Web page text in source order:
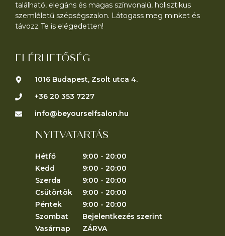
található, elegáns és magas színvonalú, holisztikus
szemléletű szépségszalon. Látogass meg minket és
távozz Te is elégedetten!
ELÉRHETŐSÉG
1016 Budapest, Zsolt utca 4.
+36 20 353 7227
info@beyourselfsalon.hu
NYITVATARTÁS
Hétfő
Kedd
Szerda
Csütörtök
Péntek
Szombat
Vasárnap
9:00 - 20:00
9:00 - 20:00
9:00 - 20:00
9:00 - 20:00
9:00 - 20:00
Bejelentkezés szerint
ZÁRVA